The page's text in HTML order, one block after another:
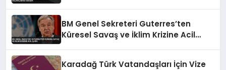
BM Genel Sekreteri Guterres’ten
Küresel Savaş ve İklim Krizine Acil
Karadağ Türk Vatandaşları İçin Vize